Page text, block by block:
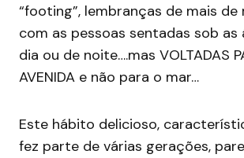
“footing”, lembranças de mais de
com as pessoas sentadas sob as
dia ou de noite….mas VOLTADAS
AVENIDA e não para o mar…
Este hábito delicioso,
fez parte de várias gerações,